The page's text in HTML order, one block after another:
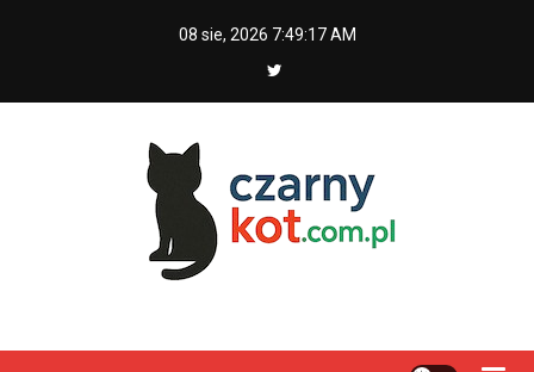
08 sie, 2026 7:49:18 AM